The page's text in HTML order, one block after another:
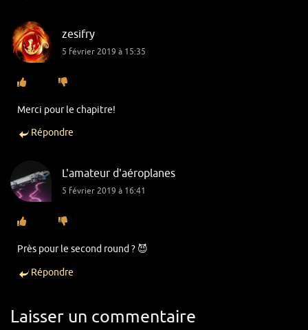
zesifry
5 février 2019 à 15:35
Merci pour le chapitre!
Répondre
L'amateur d'aéroplanes
5 février 2019 à 16:41
Près pour le second round ? 😈
Répondre
Laisser un commentaire